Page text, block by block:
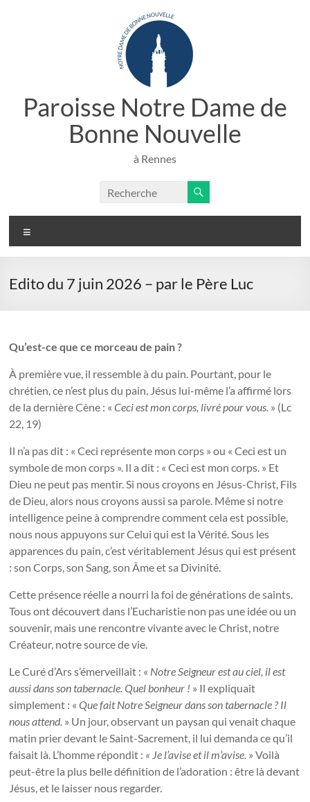
Paroisse Notre Dame de
Bonne Nouvelle
à Rennes
Edito du 7 juin 2026 – par le Père Luc
Qu’est-ce que ce morceau de pain ?
À première vue, il ressemble à du pain. Pourtant, pour le
chrétien, ce n’est plus du pain. Jésus lui-même l’a affirmé lors
de la dernière Cène : «Ceci est mon corps, livré pour vous. » (Lc
22, 19)
Il n’a pas dit : « Ceci représente mon corps » ou « Ceci est un
symbole de mon corps ». Il a dit : « Ceci est mon corps. » Et
Dieu ne peut pas mentir. Si nous croyons en Jésus-Christ, Fils
de Dieu, alors nous croyons aussi sa parole. Même si notre
intelligence peine à comprendre comment cela est possible,
nous nous appuyons sur Celui qui est la Vérité. Sous les
apparences du pain, c’est véritablement Jésus qui est présent
: son Corps, son Sang, son Âme et sa Divinité.
Cette présence réelle a nourri la foi de générations de saints.
Tous ont découvert dans l’Eucharistie non pas une idée ou un
souvenir, mais une rencontre vivante avec le Christ, notre
Créateur, notre source de vie.
Le Curé d’Ars s’émerveillait : « Notre Seigneur est au ciel, il est
aussi dans son tabernacle. Quel bonheur ! » Il expliquait
simplement : «Que fait Notre Seigneur dans son tabernacle ? Il
nous attend. » Un jour, observant un paysan qui venait chaque
matin prier devant le Saint-Sacrement, il lui demanda ce qu’il
faisait là. L’homme répondit : « Je l’avise et il m’avise. » Voilà
peut-être la plus belle définition de l’adoration : être là devant
Jésus, et le laisser nous regarder.